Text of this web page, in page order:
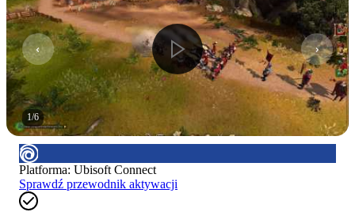
1/6
Platforma: Ubisoft Connect
Sprawdź przewodnik aktywacji